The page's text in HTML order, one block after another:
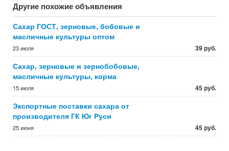
Другие похожие объявления
Сахар ГОСТ, зерновые, бобовые и
масличные культуры оптом
23 июля 39 руб.
Сахар, зерновые и зернобобовые,
масличные культуры, корма
15 июля 45 руб.
Экспортные поставки сахара от
производителя ГК Юг Руси
25 июня 45 руб.